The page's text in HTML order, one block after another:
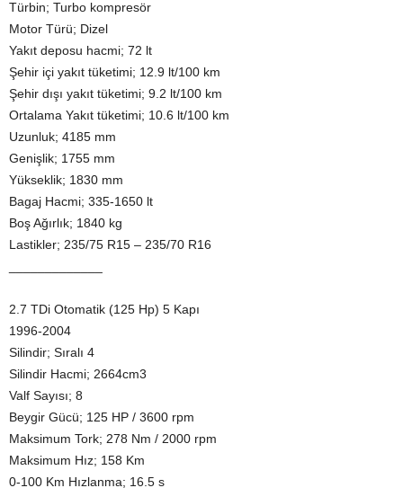
Türbin; Turbo kompresör
Motor Türü; Dizel
Yakıt deposu hacmi; 72 lt
Şehir içi yakıt tüketimi; 12.9 lt/100 km
Şehir dışı yakıt tüketimi; 9.2 lt/100 km
Ortalama Yakıt tüketimi; 10.6 lt/100 km
Uzunluk; 4185 mm
Genişlik; 1755 mm
Yükseklik; 1830 mm
Bagaj Hacmi; 335-1650 lt
Boş Ağırlık; 1840 kg
Lastikler; 235/75 R15 – 235/70 R16
2.7 TDi Otomatik (125 Hp) 5 Kapı
1996-2004
Silindir; Sıralı 4
Silindir Hacmi; 2664cm3
Valf Sayısı; 8
Beygir Gücü; 125 HP / 3600 rpm
Maksimum Tork; 278 Nm / 2000 rpm
Maksimum Hız; 158 Km
0-100 Km Hızlanma; 16.5 s